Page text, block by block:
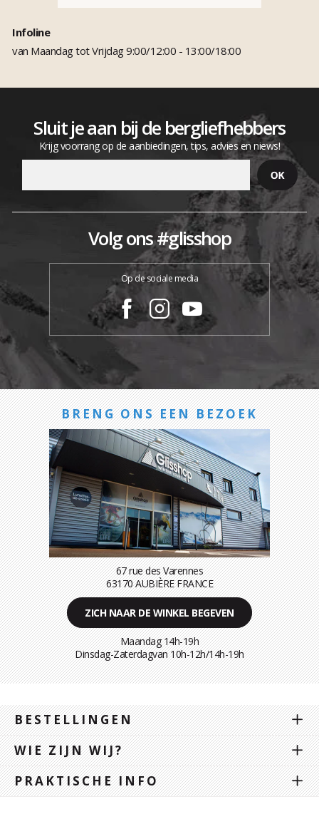
Infoline
van Maandag tot Vrijdag 9:00/12:00 - 13:00/18:00
Sluit je aan bij de bergliefhebbers
Krijg voorrang op de aanbiedingen, tips, advies en niews!
Volg ons #glisshop
Op de sociale media
BRENG ONS EEN BEZOEK
67 rue des Varennes
63170 AUBIÈRE FRANCE
ZICH NAAR DE WINKEL BEGEVEN
Maandag 14h-19h
Dinsdag-Zaterdagvan 10h-12h/14h-19h
BESTELLINGEN
WIE ZIJN WIJ?
PRAKTISCHE INFO